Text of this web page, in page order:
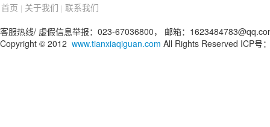
首页 | 关于我们 | 联系我们
客服热线/ 虚假信息举报：023-67036800， 邮箱：
Copyright © 2012 www.tianxiaqiguan.com All Rights Reserved ICP号